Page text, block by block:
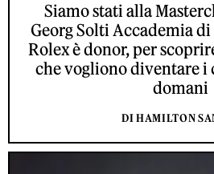
Siamo stati alla
Georg Solti Accademia
Rolex è donor, per
che vogliono diventare
domani
DI HAMILTON